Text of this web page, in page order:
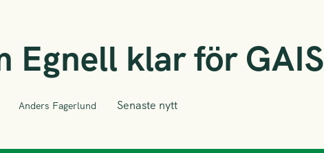
Egnell klar för GAIS
Anders Fagerlund Senaste nytt